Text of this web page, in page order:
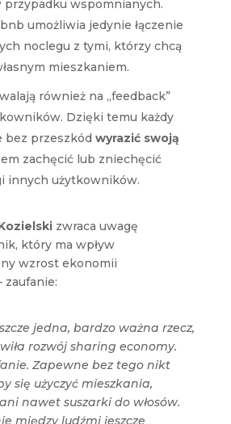
przypadku wspomnianych.
umożliwia jedynie łączenie
noclegu z tymi, którzy chcą
mieszkaniem.
również na „feedback”
Dzięki temu każdy
bez przeszkód wyrazić swoją
zachęcić lub zniechęcić
innych użytkowników.
zwraca uwagę
który ma wpływ
wzrost ekonomii
zaufanie:
jedna, bardzo ważna rzecz,
rozwój sharing economy.
Zapewne bez tego nikt
się użyczyć mieszkania,
nawet suszarki do włosów.
między ludźmi jeszcze